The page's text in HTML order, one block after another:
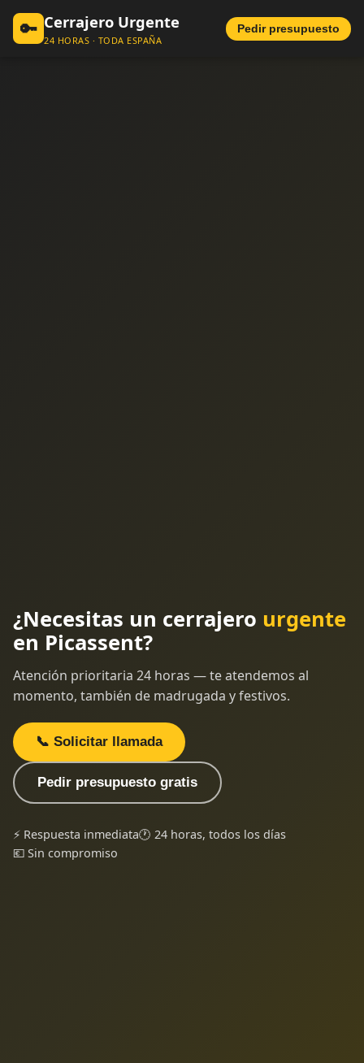
🔑 Cerrajero Urgente
24 HORAS · TODA ESPAÑA
Pedir presupuesto
¿Necesitas un cerrajero urgente
en Picassent?
Atención prioritaria 24 horas — te atendemos al
momento, también de madrugada y festivos.
📞 Solicitar llamada
Pedir presupuesto gratis
⚡ Respuesta inmediata🕐 24 horas, todos los días
💶 Sin compromiso